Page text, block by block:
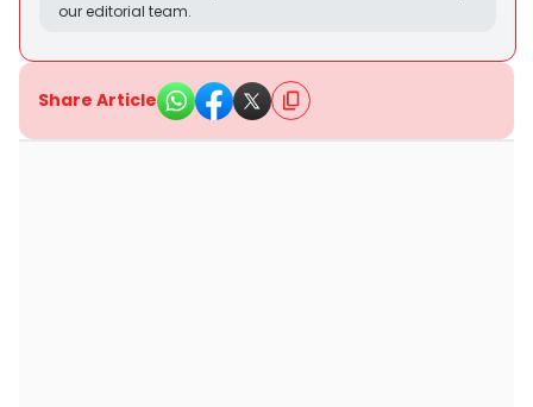
our editorial team.
Share Article